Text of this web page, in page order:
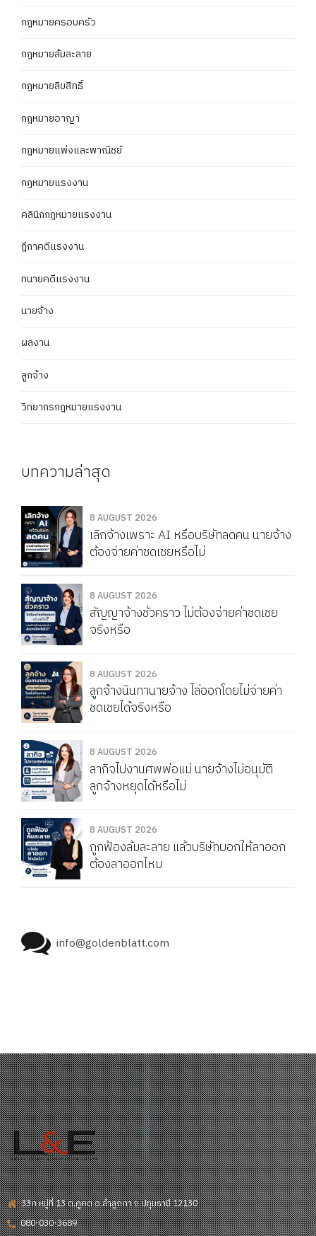
กฎหมายครอบครัว
กฎหมายล้มละลาย
กฎหมายลิขสิทธิ์
กฎหมายอาญา
กฎหมายแพ่งและพาณิชย์
กฏหมายแรงงาน
คลินิกกฎหมายแรงงาน
ฎีกาคดีแรงงาน
ทนายคดีแรงงาน
นายจ้าง
ผลงาน
ลูกจ้าง
วิทยากรกฎหมายแรงงาน
บทความล่าสุด
8 AUGUST 2026
เลิกจ้างเพราะ AI หรือบริษัทลดคน นายจ้าง
ต้องจ่ายค่าชดเชยหรือไม่
8 AUGUST 2026
สัญญาจ้างชั่วคราว ไม่ต้องจ่ายค่าชดเชย
จริงหรือ
8 AUGUST 2026
ลูกจ้างนินทานายจ้าง ไล่ออกโดยไม่จ่ายค่า
ชดเชยได้จริงหรือ
8 AUGUST 2026
ลากิจไปงานศพพ่อแม่ นายจ้างไม่อนุมัติ
ลูกจ้างหยุดได้หรือไม่
8 AUGUST 2026
ถูกฟ้องล้มละลาย แล้วบริษัทบอกให้ลาออก
ต้องลาออกไหม
info@goldenblatt.com
33ก หมู่ที่ 13 ต.คูคต อ.ลำลูกกา จ.ปทุมธานี 12130
080-030-3689